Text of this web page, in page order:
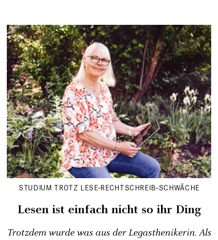
STUDIUM TROTZ LESE-RECHTSCHREIB-SCHWÄCHE
Lesen ist einfach nicht so ihr Ding
Trotzdem wurde was aus der Legasthenikerin. Als